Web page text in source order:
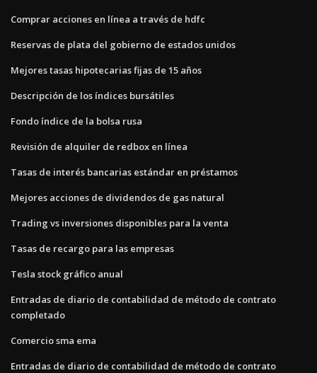
Comprar acciones en línea a través de hdfc
Reservas de plata del gobierno de estados unidos
Mejores tasas hipotecarias fijas de 15 años
Descripción de los índices bursátiles
Fondo índice de la bolsa rusa
Revisión de alquiler de redbox en línea
Tasas de interés bancarias estándar en préstamos
Mejores acciones de dividendos de gas natural
Trading vs inversiones disponibles para la venta
Tasas de recargo para las empresas
Tesla stock gráfico anual
Entradas de diario de contabilidad de método de contrato
completado
Comercio sma ema
Entradas de diario de contabilidad de método de contrato